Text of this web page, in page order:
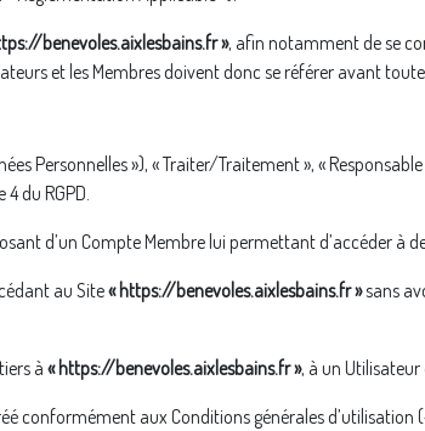
benevoles.aixlesbains.fr », afin notamment de se
et les Membres doivent donc se référer avant
Personnelles »), « Traiter/Traitement », «
du RGPD.
d’un Compte Membre lui permettant d’accéder à
au Site« https://benevoles.aixlesbains.fr »sans
à « https://benevoles.aixlesbains.fr », à un Utilisateur
conformément aux Conditions générales d’utilisation